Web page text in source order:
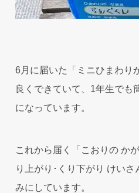
6月に届いた「ミニひまわり
良くできていて、1年生でも
になっています。
これから届く「こおりの か
り上がり･くり下がり けい
みにしています。